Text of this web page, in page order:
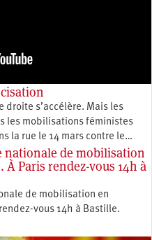
droite s’accélère. Mais les
les mobilisations féministes
la rue le 14 mars contre le…
nationale de mobilisation
Paris rendez-vous 14h à
de mobilisation en
vous 14h à Bastille.